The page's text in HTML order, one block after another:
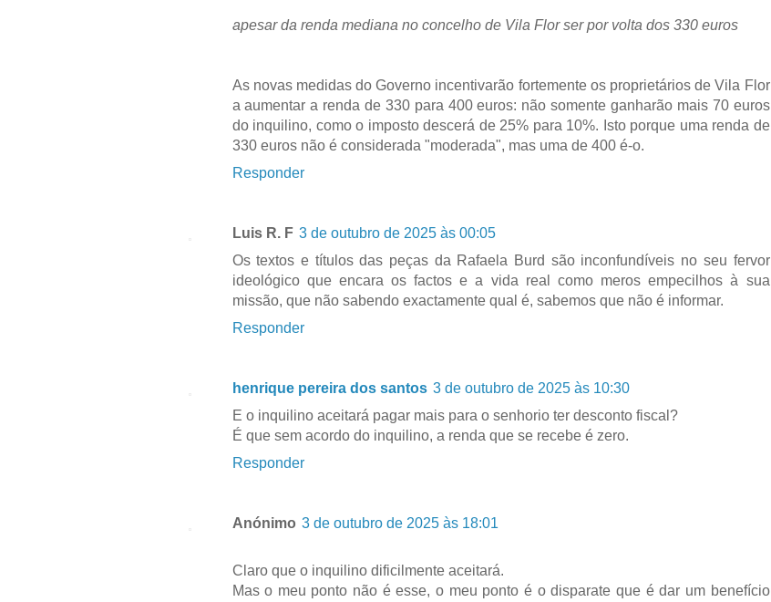
apesar da renda mediana no concelho de Vila Flor ser por volta dos 330 euros
As novas medidas do Governo incentivarão fortemente os proprietários de Vila Flor
a aumentar a renda de 330 para 400 euros: não somente ganharão mais 70 euros
do inquilino, como o imposto descerá de 25% para 10%. Isto porque uma renda de
330 euros não é considerada "moderada", mas uma de 400 é-o.
Responder
Luis R. F 3 de outubro de 2025 às 00:05
Os textos e títulos das peças da Rafaela Burd são inconfundíveis no seu fervor
ideológico que encara os factos e a vida real como meros empecilhos à sua
missão, que não sabendo exactamente qual é, sabemos que não é informar.
Responder
henrique pereira dos santos 3 de outubro de 2025 às 10:30
E o inquilino aceitará pagar mais para o senhorio ter desconto fiscal?
É que sem acordo do inquilino, a renda que se recebe é zero.
Responder
Anónimo 3 de outubro de 2025 às 18:01
Claro que o inquilino dificilmente aceitará.
Mas o meu ponto não é esse, o meu ponto é o disparate que é dar um benefício